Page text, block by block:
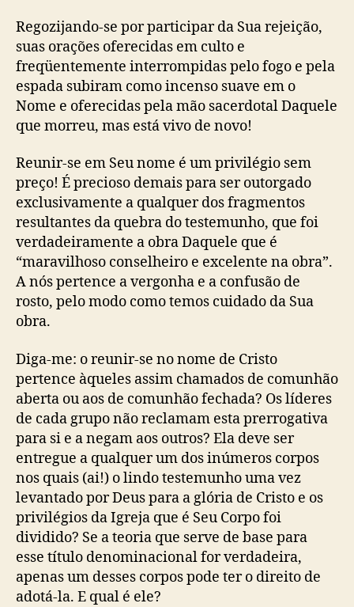
Regozijando-se por participar da Sua rejeição,
suas orações oferecidas em culto e
freqüentemente interrompidas pelo fogo e pela
espada subiram como incenso suave em o
Nome e oferecidas pela mão sacerdotal Daquele
que morreu, mas está vivo de novo!
Reunir-se em Seu nome é um privilégio sem
preço! É precioso demais para ser outorgado
exclusivamente a qualquer dos fragmentos
resultantes da quebra do testemunho, que foi
verdadeiramente a obra Daquele que é
“maravilhoso conselheiro e excelente na obra”.
A nós pertence a vergonha e a confusão de
rosto, pelo modo como temos cuidado da Sua
obra.
Diga-me: o reunir-se no nome de Cristo
pertence àqueles assim chamados de comunhão
aberta ou aos de comunhão fechada? Os líderes
de cada grupo não reclamam esta prerrogativa
para si e a negam aos outros? Ela deve ser
entregue a qualquer um dos inúmeros corpos
nos quais (ai!) o lindo testemunho uma vez
levantado por Deus para a glória de Cristo e os
privilégios da Igreja que é Seu Corpo foi
dividido? Se a teoria que serve de base para
esse título denominacional for verdadeira,
apenas um desses corpos pode ter o direito de
adotá-la. E qual é ele?